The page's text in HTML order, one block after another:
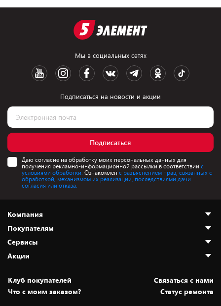
Мы в социальных сетях
Подписаться на новости и акции
Подписаться
Даю согласие на обработку моих персональных данных для
получения рекламно-информационной рассылки в соответствии с
условиями обработки. Ознакомлен с разъяснением прав, связанных с
обработкой, механизмом их реализации, последствиями дачи
согласия или отказа.
Компания
О нас
Адреса магазинов
Новости
Статьи и обзоры
Вакансии
Покупателям
Как сделать заказ
Оплата и доставка
Юрлицам
Обмен и возврат товара
Сервисы
Установка техники
Для игровых консолей
Акции
Скидки и промокоды
Белорусские товары
Клуб покупателей
Cвязаться с нами
Что с моим заказом?
Статус ремонта